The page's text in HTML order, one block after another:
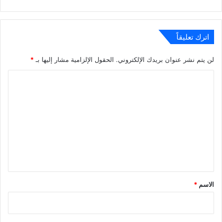
اترك تعليقاً
لن يتم نشر عنوان بريدك الإلكتروني. الحقول الإلزامية مشار إليها بـ*
*
الاسم *